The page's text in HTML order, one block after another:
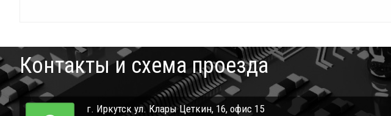
Контакты и схема проезда
г. Иркутск ул. Клары Цеткин, 16, офис 15